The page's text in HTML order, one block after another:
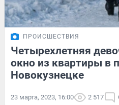
ПРОИСШЕСТВИЯ
Четырехлетняя
окно из квартиры в
Новокузнецке
23 марта, 2023, 16:00 2 517